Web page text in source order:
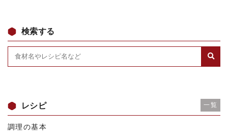
検索する
レシピ 一覧
調理の基本